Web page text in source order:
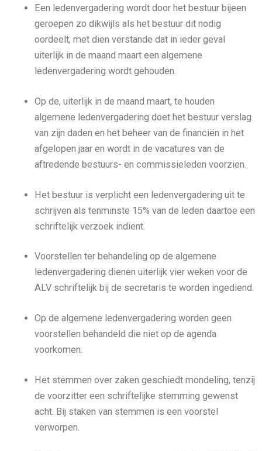
Een ledenvergadering wordt door het bestuur bijeen
geroepen zo dikwijls als het bestuur dit nodig
oordeelt, met dien verstande dat in ieder geval
uiterlijk in de maand maart een algemene
ledenvergadering wordt gehouden.
Op de, uiterlijk in de maand maart, te houden
algemene ledenvergadering doet het bestuur verslag
van zijn daden en het beheer van de financiën in het
afgelopen jaar en wordt in de vacatures van de
aftredende bestuurs- en commissieleden voorzien.
Het bestuur is verplicht een ledenvergadering uit te
schrijven als tenminste 15% van de leden daartoe een
schriftelijk verzoek indient.
Voorstellen ter behandeling op de algemene
ledenvergadering dienen uiterlijk vier weken voor de
ALV schriftelijk bij de secretaris te worden ingediend.
Op de algemene ledenvergadering worden geen
voorstellen behandeld die niet op de agenda
voorkomen.
Het stemmen over zaken geschiedt mondeling, tenzij
de voorzitter een schriftelijke stemming gewenst
acht. Bij staken van stemmen is een voorstel
verworpen.